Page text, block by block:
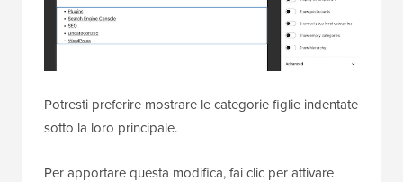
Potresti preferire mostrare le categorie figlie indentate
sotto la loro principale.
Per apportare questa modifica, fai clic per attivare